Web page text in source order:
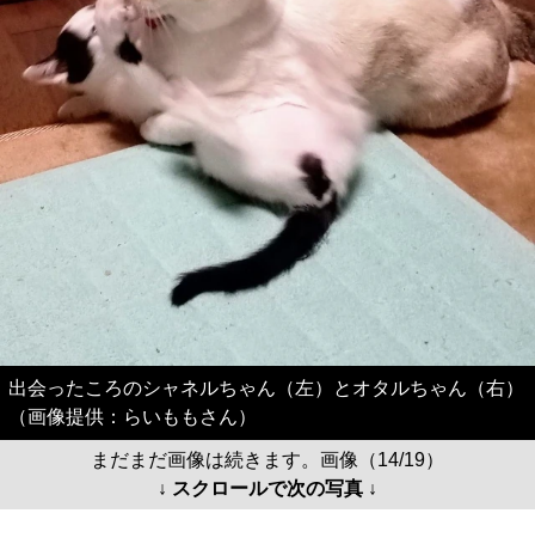
出会ったころのシャネルちゃん（左）とオタルちゃん（右）
（画像提供：らいももさん）
まだまだ画像は続きます。画像（14/19）
↓ スクロールで次の写真 ↓